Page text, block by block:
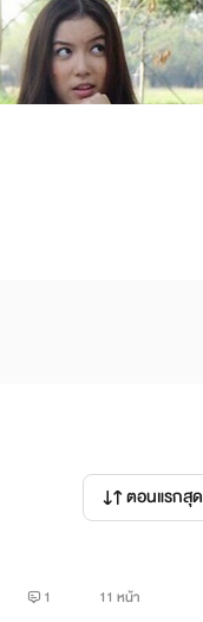
ตอนแรกสุด
1 11 หน้า